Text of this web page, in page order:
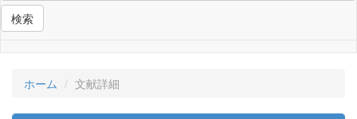
検索
ホーム 文献詳細